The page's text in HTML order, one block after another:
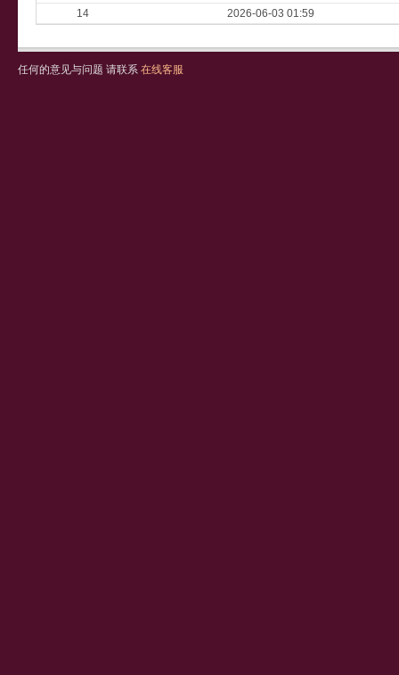
14
2026-06-03 01:59
任何的意见与问题 请联系 在线客服